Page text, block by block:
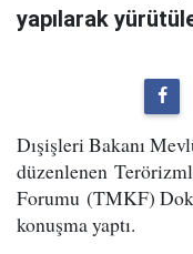
yapılarak
Dışişleri Bakanı
düzenlenen
Forumu (TMKF)
konuşma yaptı.